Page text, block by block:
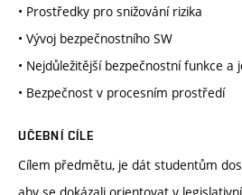
• Prostředky pro snižování rizika
• Vývoj bezpečnostního SW
• Nejdůležitější bezpečnostní funkce a
• Bezpečnost v procesním prostředí
UČEBNÍ CÍLE
Cílem předmětu, je dát studentům